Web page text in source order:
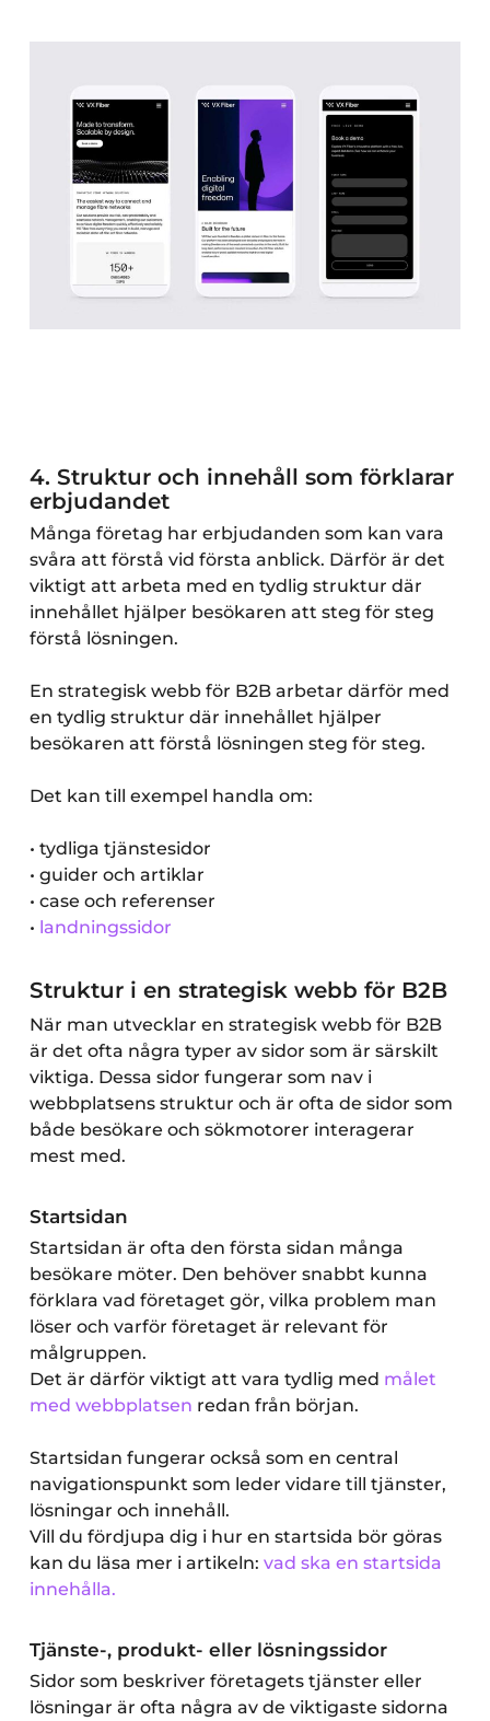
4. Struktur och innehåll som förklarar
erbjudandet
Många företag har erbjudanden som kan vara
svåra att förstå vid första anblick. Därför är det
viktigt att arbeta med en tydlig struktur där
innehållet hjälper besökaren att steg för steg
förstå lösningen.
En strategisk webb för B2B arbetar därför med
en tydlig struktur där innehållet hjälper
besökaren att förstå lösningen steg för steg.
Det kan till exempel handla om:
• tydliga tjänstesidor
• guider och artiklar
• case och referenser
• landningssidor
Struktur i en strategisk webb för B2B
När man utvecklar en strategisk webb för B2B
är det ofta några typer av sidor som är särskilt
viktiga. Dessa sidor fungerar som nav i
webbplatsens struktur och är ofta de sidor som
både besökare och sökmotorer interagerar
mest med.
Startsidan
Startsidan är ofta den första sidan många
besökare möter. Den behöver snabbt kunna
förklara vad företaget gör, vilka problem man
löser och varför företaget är relevant för
målgruppen.
Det är därför viktigt att vara tydlig med målet
med webbplatsen redan från början.
Startsidan fungerar också som en central
navigationspunkt som leder vidare till tjänster,
lösningar och innehåll.
Vill du fördjupa dig i hur en startsida bör göras
kan du läsa mer i artikeln: vad ska en startsida
innehålla.
Tjänste-, produkt- eller lösningssidor
Sidor som beskriver företagets tjänster eller
lösningar är ofta några av de viktigaste sidorna